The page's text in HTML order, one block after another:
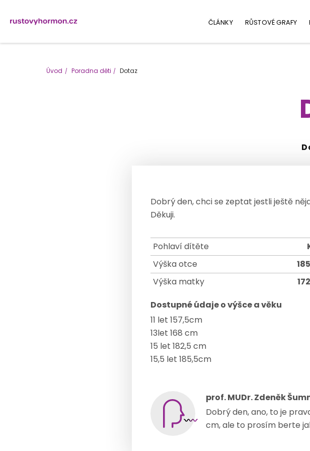
ČLÁNKY RŮSTOVÉ GRAFY
Úvod Poradna děti Dotaz
Dobrý den, chci se zeptat jestli ještě
Děkuji.
Pohlaví dítěte
Výška otce
Výška matky
Dostupné údaje o výšce a věku
11 let 157,5cm
13let 168 cm
15 let 182,5 cm
15,5 let 185,5cm
prof. MUDr. Zdeněk
Dobrý den, ano, to je
cm, ale to prosím berte